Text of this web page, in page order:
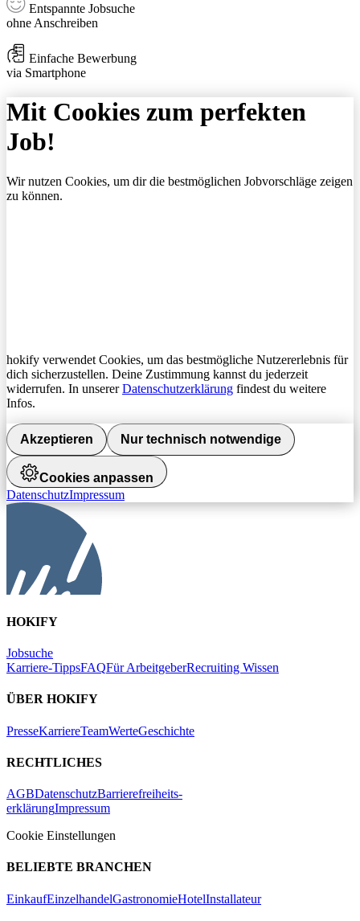
Entspannte Jobsuche
ohne Anschreiben
Einfache Bewerbung
via Smartphone
Mit Cookies zum perfekten
Job!
Wir nutzen Cookies, um dir die bestmöglichen Jobvorschläge zeigen
zu können.
hokify verwendet Cookies, um das bestmögliche Nutzererlebnis für
dich sicherzustellen. Deine Zustimmung kannst du jederzeit
widerrufen. In unsererDatenschutzerklärung findest du weitere
Infos.
Akzeptieren Nur technisch notwendige
Cookies anpassen
DatenschutzImpressum
HOKIFY
Jobsuche
Karriere-TippsFAQFür ArbeitgeberRecruiting Wissen
ÜBER HOKIFY
PresseKarriereTeamWerteGeschichte
RECHTLICHES
AGBDatenschutzBarrierefreiheits-
erklärungImpressum
Cookie Einstellungen
BELIEBTE BRANCHEN
EinkaufEinzelhandelGastronomieHotelInstallateur